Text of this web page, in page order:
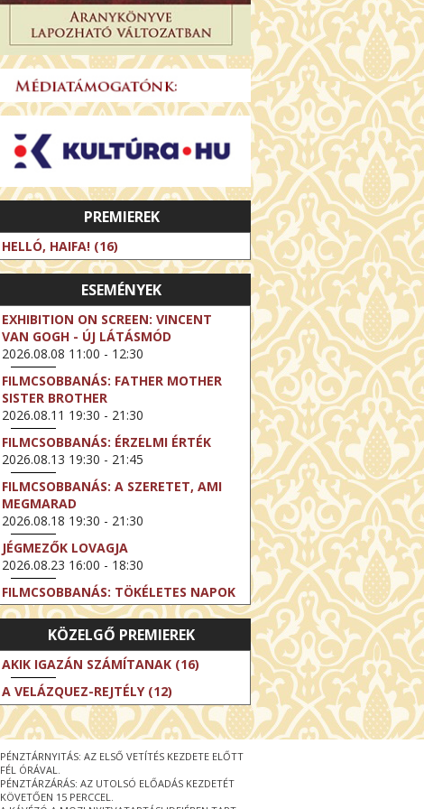
PREMIEREK
HELLÓ, HAIFA! (16)
ESEMÉNYEK
EXHIBITION ON SCREEN: VINCENT
VAN GOGH - ÚJ LÁTÁSMÓD
2026.08.08 11:00 - 12:30
FILMCSOBBANÁS: FATHER MOTHER
SISTER BROTHER
2026.08.11 19:30 - 21:30
FILMCSOBBANÁS: ÉRZELMI ÉRTÉK
2026.08.13 19:30 - 21:45
FILMCSOBBANÁS: A SZERETET, AMI
MEGMARAD
2026.08.18 19:30 - 21:30
JÉGMEZŐK LOVAGJA
2026.08.23 16:00 - 18:30
FILMCSOBBANÁS: TÖKÉLETES NAPOK
2026.08.25 19:30 - 21:45
FILMCSOBBANÁS: IFJÚSÁG
2026.08.27 19:30 - 21:30
EXHIBITION ON SCREEN: VINCENT
VAN GOGH - ÚJ LÁTÁSMÓD
2026.08.30 11:00 - 12:30
NT LIVE / DAVID IRELAND: THE FIFTH
STEP
2026.09.01 19:00 - 21:00
BERLIN ELESTE
KÖZELGŐ PREMIEREK
AKIK IGAZÁN SZÁMÍTANAK (16)
A VELÁZQUEZ-REJTÉLY (12)
PÉNZTÁRNYITÁS: AZ ELSŐ VETÍTÉS KEZDETE ELŐTT
FÉL ÓRÁVAL.
PÉNZTÁRZÁRÁS: AZ UTOLSÓ ELŐADÁS KEZDETÉT
KÖVETŐEN 15 PERCCEL.